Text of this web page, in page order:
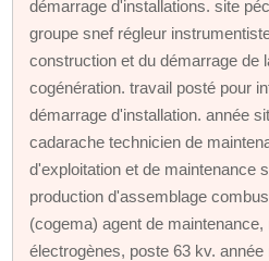
démarrage d'installations. site
groupe snef régleur
construction et du démarrage de
cogénération. travail posté pour
démarrage d'installation. année
cadarache technicien de
d'exploitation et de maintenance
production d'assemblage
(cogema) agent de
électrogènes, poste 63 kv.